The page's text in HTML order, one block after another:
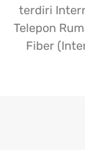
terdiri
Telepon
Fiber